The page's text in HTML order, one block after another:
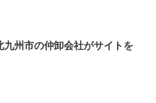
州市の仲卸会社がサイトを